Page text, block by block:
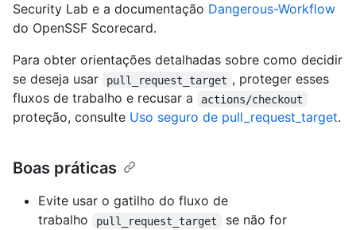
Security Lab e a documentação Dangerous-Workflow
do OpenSSF Scorecard.
Para obter orientações detalhadas sobre como decidir
se deseja usar
pull_request_target , proteger esses
fluxos de trabalho e recusar a
actions/checkout
proteção, consulte Uso seguro de pull_request_target.
Boas práticas
Evite usar o gatilho do fluxo de
trabalho
pull_request_target
se não for